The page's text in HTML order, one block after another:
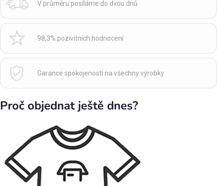
V průměru posíláme do dvou dnů
98,3% pozivitních hodnocení
Garance spokojenosti na všechny výrobky
Proč objednat ještě dnes?